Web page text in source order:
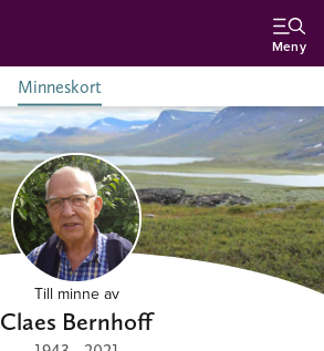
Meny
Minneskort
Till minne av
Claes Bernhoff